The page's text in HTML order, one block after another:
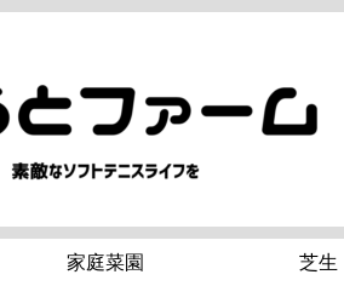
家庭菜園 芝生